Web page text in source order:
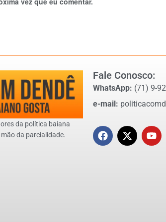
da política baiana
da parcialidade.
Fale Conosco:
WhatsApp: (71) 9-
e-mail: